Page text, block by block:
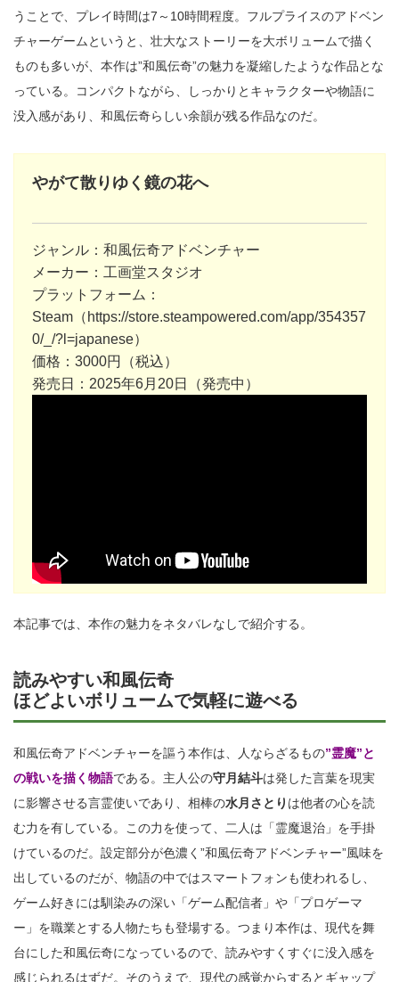
うことで、プレイ時間は7～10時間程度。フルプライスのアドベン
チャーゲームというと、壮大なストーリーを大ボリュームで描く
ものも多いが、本作は”和風伝奇”の魅力を凝縮したような作品とな
っている。コンパクトながら、しっかりとキャラクターや物語に
没入感があり、和風伝奇らしい余韻が残る作品なのだ。
やがて散りゆく鏡の花へ
ジャンル：和風伝奇アドベンチャー
メーカー：工画堂スタジオ
プラットフォーム：
Steam（ https://store.steampowered.com/app/354357
0/_/?l=japanese）
価格：3000円（税込）
発売日：2025年6月20日（発売中）
本記事では、本作の魅力をネタバレなしで紹介する。
読みやすい和風伝奇
ほどよいボリュームで気軽に遊べる
和風伝奇アドベンチャーを謳う本作は、人ならざるもの”霊魔”と
の戦いを描く物語である。主人公の守月結斗は発した言葉を現実
に影響させる言霊使いであり、相棒の水月さとり は他者の心を読
む力を有している。この力を使って、二人は「霊魔退治」を手掛
けているのだ。設定部分が色濃く”和風伝奇アドベンチャー”風味を
出しているのだが、物語の中ではスマートフォンも使われるし、
ゲーム好きには馴染みの深い「ゲーム配信者」や「プロゲーマ
ー」を職業とする人物たちも登場する。つまり本作は、現代を舞
台にした和風伝奇になっているので、読みやすくすぐに没入感を
感じられるはずだ。そのうえで、現代の感覚からするとギャップ